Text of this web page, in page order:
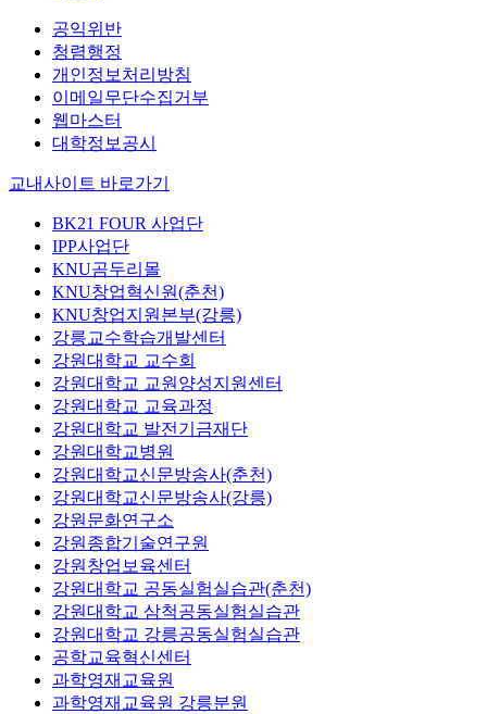
공익위반
청렴행정
개인정보처리방침
이메일무단수집거부
웹마스터
대학정보공시
교내사이트 바로가기
BK21 FOUR 사업단
IPP사업단
KNU곰두리몰
KNU창업혁신원(춘천)
KNU창업지원본부(강릉)
강릉교수학습개발센터
강원대학교 교수회
강원대학교 교원양성지원센터
강원대학교 교육과정
강원대학교 발전기금재단
강원대학교병원
강원대학교신문방송사(춘천)
강원대학교신문방송사(강릉)
강원문화연구소
강원종합기술연구원
강원창업보육센터
강원대학교 공동실험실습관(춘천)
강원대학교 삼척공동실험실습관
강원대학교 강릉공동실험실습관
공학교육혁신센터
과학영재교육원
과학영재교육원 강릉분원